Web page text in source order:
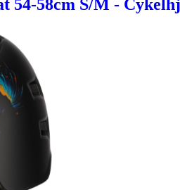
54-58cm S/M -